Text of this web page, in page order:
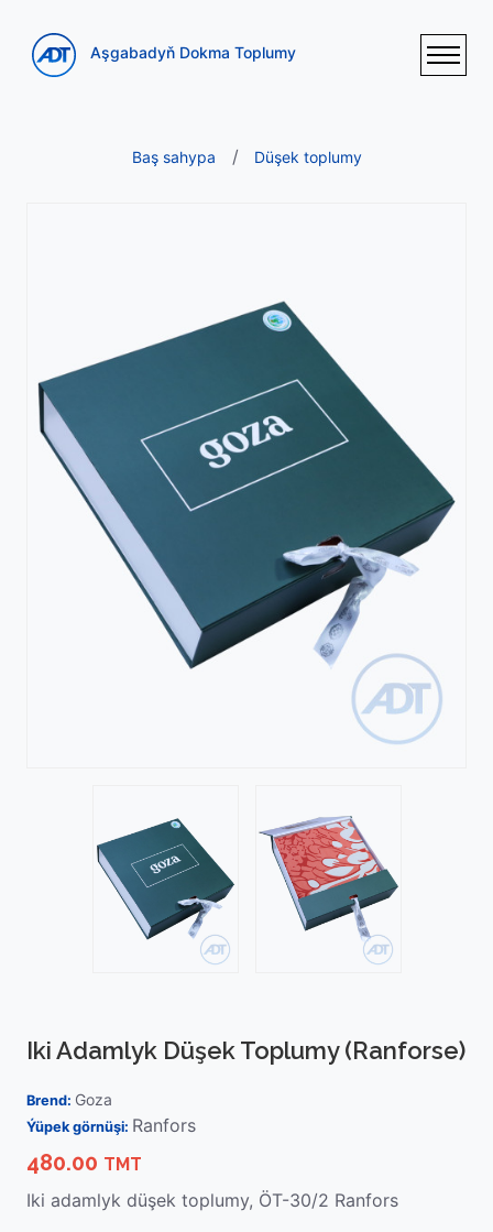
Aşgabadyň Dokma Toplumy
Baş sahypa Düşek toplumy
Iki Adamlyk Düşek Toplumy (Ranforse)
Brend: Goza
Ýüpek görnüşi: Ranfors
480.00 TMT
Iki adamlyk düşek toplumy, ÖT-30/2 Ranfors